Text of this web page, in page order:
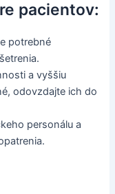
pacientov:
potrebné
a vyššiu
odovzdajte ich do
personálu a